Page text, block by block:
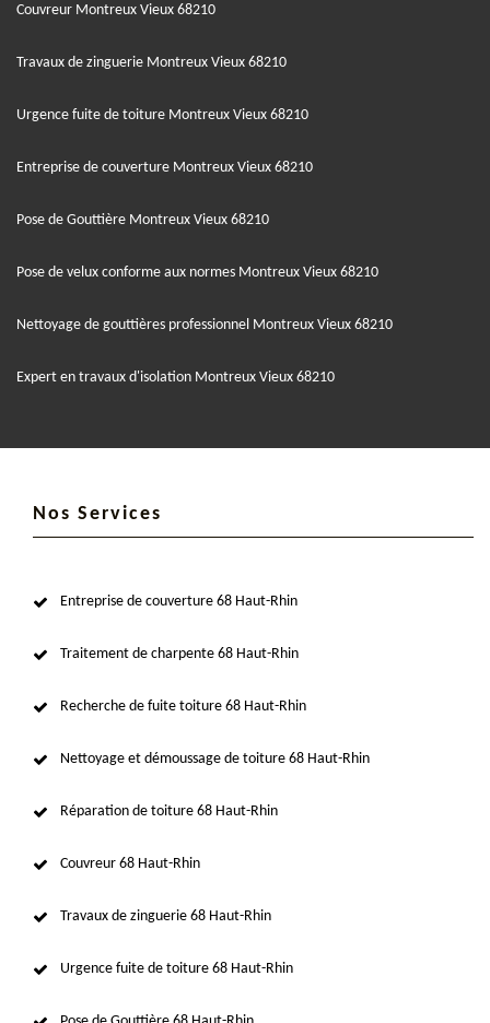
Couvreur Montreux Vieux 68210
Travaux de zinguerie Montreux Vieux 68210
Urgence fuite de toiture Montreux Vieux 68210
Entreprise de couverture Montreux Vieux 68210
Pose de Gouttière Montreux Vieux 68210
Pose de velux conforme aux normes Montreux Vieux 68210
Nettoyage de gouttières professionnel Montreux Vieux 68210
Expert en travaux d'isolation Montreux Vieux 68210
Nos Services
Entreprise de couverture 68 Haut-Rhin
Traitement de charpente 68 Haut-Rhin
Recherche de fuite toiture 68 Haut-Rhin
Nettoyage et démoussage de toiture 68 Haut-Rhin
Réparation de toiture 68 Haut-Rhin
Couvreur 68 Haut-Rhin
Travaux de zinguerie 68 Haut-Rhin
Urgence fuite de toiture 68 Haut-Rhin